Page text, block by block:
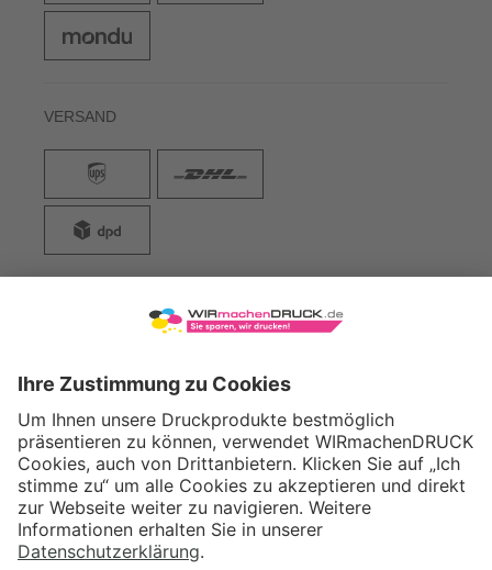
VERSAND
WIRmachenDRUCK GmbH
71522 Backnang
Tel.: +49 (0) 711 995 982 - 20
Fax: +49 (0) 711 995 982 - 21
SOCIAL MEDIA